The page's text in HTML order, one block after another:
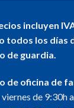
incluyen
todos los días
de guardia.
de oficina de
viernes de 9:30h